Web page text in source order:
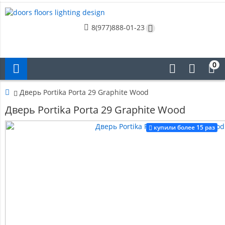
8(977)888-01-23
0
Дверь Portika Porta 29 Graphite Wood
Дверь Portika Porta 29 Graphite Wood
купили более 15 раз